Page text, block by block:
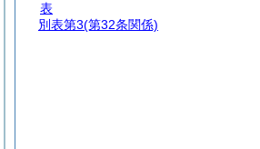
表
別表第3(第32条関係)